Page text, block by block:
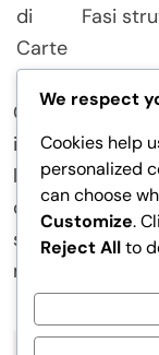
di
Carte
Fasi
Comprendere
in questi
l’esperienza e
dovrebbero
sulle loro
massimizzare
We respect
Cookies help
personalized
can choose
Customize.
Reject Allto